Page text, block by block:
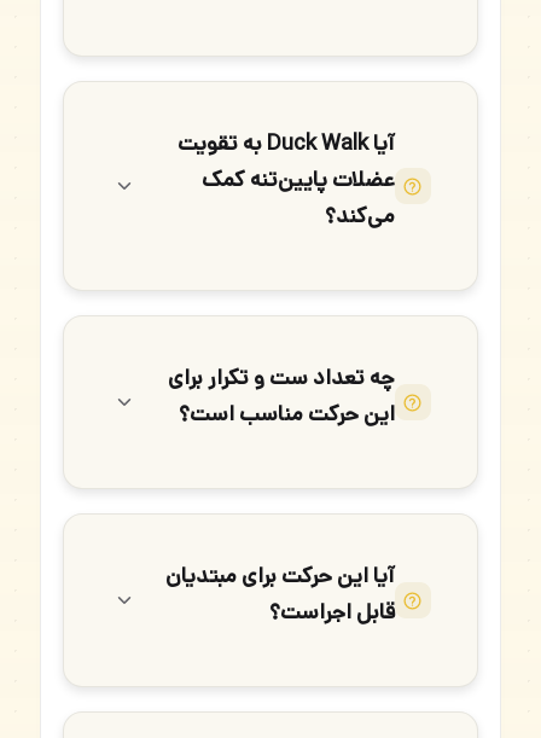
آیا Duck Walk به تقویت
عضلات پایین‌تنه کمک
می‌کند؟
چه تعداد ست و تکرار برای
این حرکت مناسب است؟
آیا این حرکت برای مبتدیان
قابل اجراست؟